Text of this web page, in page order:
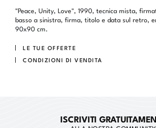
"Peace, Unity, Love", 1990, tecnica mista,
basso a sinistra, firma, titolo e data sul retro,
90x90 cm.
LE TUE OFFERTE
CONDIZIONI DI VENDITA
ISCRIVITI